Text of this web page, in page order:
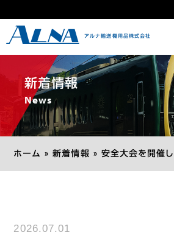
アルナ輸送機用品株式会社
News
新着情報
Job site for new
新着情報
News
ホーム »新着情報 »安全大会を開催し
2026.07.01